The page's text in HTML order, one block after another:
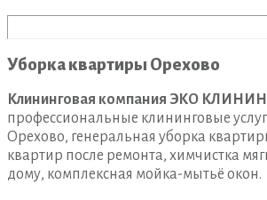
Уборка квартиры Орехово
Клининговая компания ЭКО
профессиональные клининговые
Орехово, генеральная уборка
квартир после ремонта, химчистка
дому, комплексная мойка-мытьё окон.